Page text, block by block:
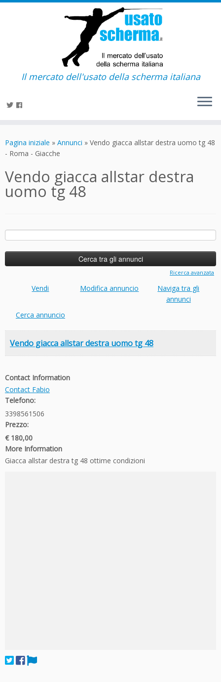
contenuto
Il mercato dell'usato della scherma italiana
Pagina iniziale » Annunci » Vendo giacca allstar destra uomo tg 48
- Roma - Giacche
Vendo giacca allstar destra
uomo tg 48
Ricerca
Ricerca avanzata
Vendi Modifica annuncio
Naviga tra gli
annunci
Cerca annuncio
Vendo giacca allstar destra uomo tg 48
Contact Information
Contact Fabio
Telefono:
3398561506
Prezzo:
€ 180,00
More Information
Giacca allstar destra tg 48 ottime condizioni